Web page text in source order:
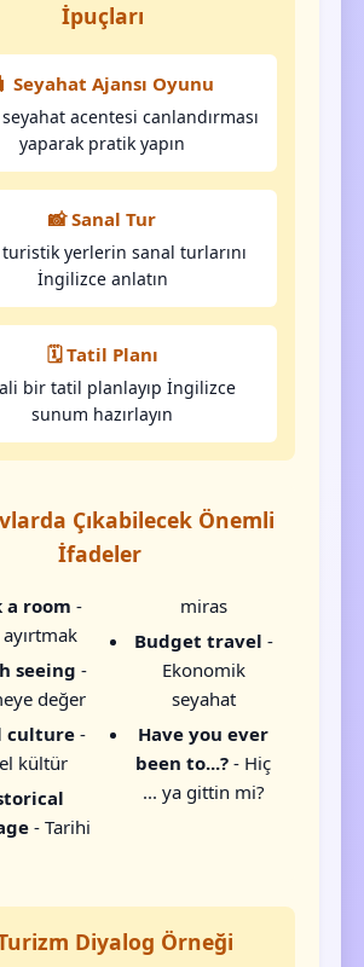
İpuçları
Seyahat Ajansı Oyunu
seyahat acentesi canlandırması
yaparak pratik yapın
📸 Sanal Tur
yerlerin sanal turlarını
İngilizce anlatın
🗓️ Tatil Planı
bir tatil planlayıp İngilizce
sunum hazırlayın
Çıkabilecek Önemli
İfadeler
a room -
seeing -
değer
culture-
kültür
- Tarihi
miras
Budget travel -
Ekonomik
seyahat
Have you ever
been to...? - Hiç
... ya gittin mi?
Diyalog Örneği